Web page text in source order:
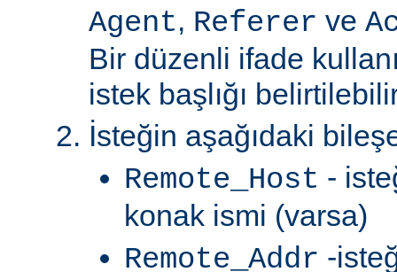
Agent, Referer ve
Bir düzenli ifade
istek başlığı
İsteğin aşağıdaki
Remote_Host -
konak ismi (varsa)
Remote_Addr -